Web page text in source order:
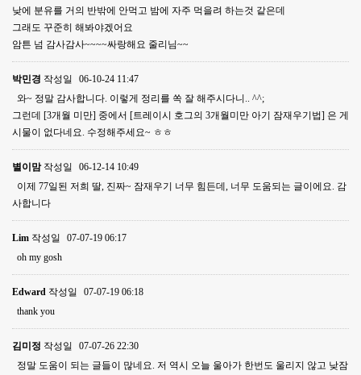
낮에 분유를 거의 반밖에 안먹고 밤에 자주 먹을려 하는것 같은데
그래도 꾸준히 해봐야겠어요
암튼 넘 감사감사~~~~싸랑해요 줄리님~~
박민경 작성일
06-10-24 11:47
와~ 정말 감사합니다. 이렇게 정리를 쏙 잘 해주시다니.. ^^;
그런데 [3개월 미만] 중에서 [트레이시 호그의 3개월미만 아기 잠재우기법] 은 게
시물이 없다네요. 수정해주세요~ ㅎㅎ
별이맘 작성일
06-12-14 10:49
이제 77일된 저희 딸, 진짜~ 잠재우기 너무 힘든데, 너무 도움되는 글이에요. 감
사합니다
Lim 작성일
07-07-19 06:17
oh my gosh
Edward 작성일
07-07-19 06:18
thank you
김미정 작성일
07-07-26 22:30
정말 도움이 되는 글들이 많네요. 저 역시 오늘 울아가 한번도 울리지 않고 낮잠